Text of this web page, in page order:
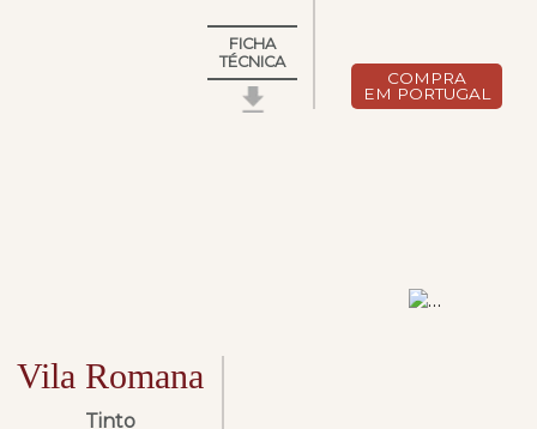
FICHA
TÉCNICA
COMPRA
EM PORTUGAL
Vila Romana
Tinto